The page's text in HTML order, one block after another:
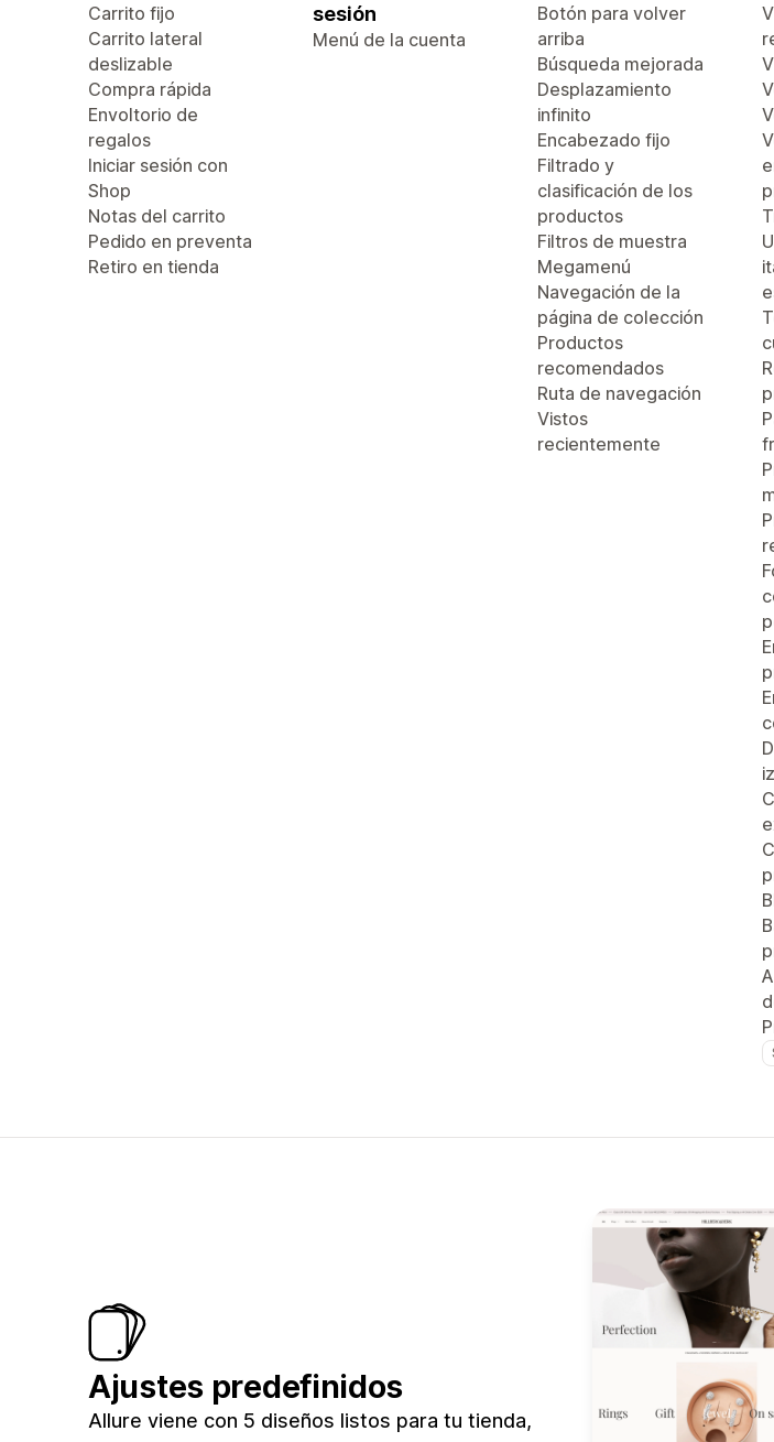
Carrito fijo
Carrito lateral
deslizable
Compra rápida
Envoltorio de
regalos
Iniciar sesión con
Shop
Notas del carrito
Pedido en preventa
Retiro en tienda
sesión
Menú de la cuenta
Botón para volver
arriba
Búsqueda mejorada
Desplazamiento
infinito
Encabezado fijo
Filtrado y
clasificación de los
productos
Filtros de muestra
Megamenú
Navegación de la
página de colección
Productos
recomendados
Ruta de navegación
Vistos
recientemente
Ajustes predefinidos
Allure viene con 5 diseños listos para tu tienda,